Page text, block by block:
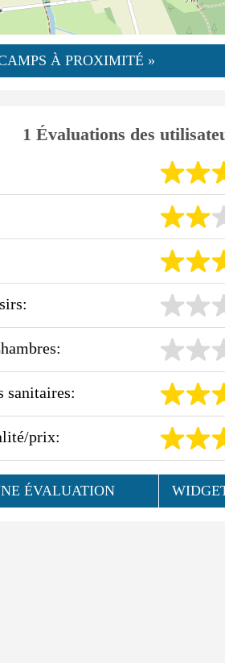
À PROXIMITÉ »
1 Évaluations des
sanitaires:
prix:
ÉVALUATION